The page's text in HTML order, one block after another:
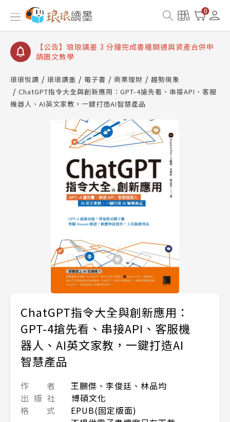
0
【公告】琅琅讀墨數位閱讀資產合併與書櫃開通申請
【公告】琅琅讀墨書櫃開通常見問題
【公告】琅琅讀墨 3 分鐘完成書櫃開通與資產合併申
請圖文教學
查詢
【公告】琅琅讀墨數位閱讀資產合併與書櫃開通申請
琅琅悅讀 琅琅讀墨 電子書 商業理財
趨勢現象
ChatGPT指令大全與創新應用：GPT-4搶先看、串接API、客服
機器人、AI英文家教，一鍵打造AI智慧產品
ChatGPT指令大全與創新應用：
GPT-4搶先看、串接API、客服機
器人、AI英文家教，一鍵打造AI
智慧產品
作 者
王鵬傑、李俊廷、林品均
出 版 社
博碩文化
格 式
EPUB(固定版面)